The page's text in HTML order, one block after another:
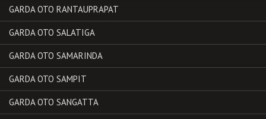
GARDA OTO RANTAUPRAPAT
GARDA OTO SALATIGA
GARDA OTO SAMARINDA
GARDA OTO SAMPIT
GARDA OTO SANGATTA